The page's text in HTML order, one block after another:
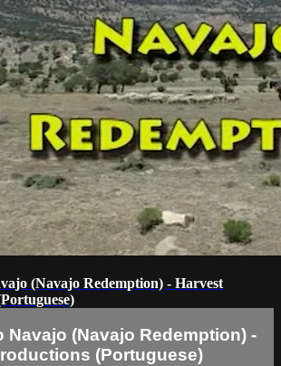
(Navajo Redemption) - Harvest
Navajo (Navajo Redemption) -
(Portuguese)